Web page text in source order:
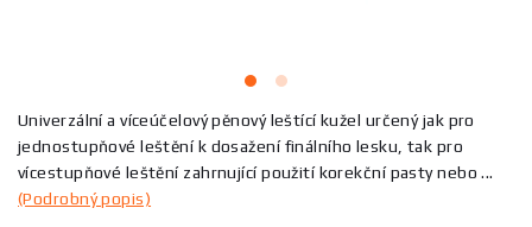
Univerzální a víceúčelový pěnový leštící kužel určený jak pro
jednostupňové leštění k dosažení finálního lesku, tak pro
vícestupňové leštění zahrnující použití korekční pasty nebo ...
(Podrobný popis)